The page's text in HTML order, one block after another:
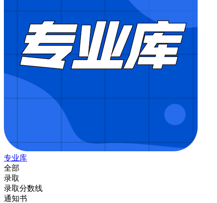
专业库
全部
录取
录取分数线
通知书